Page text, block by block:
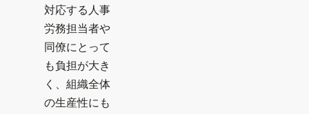
対応する人事
労務担当者や
同僚にとって
も負担が大き
く、組織全体
の生産性にも